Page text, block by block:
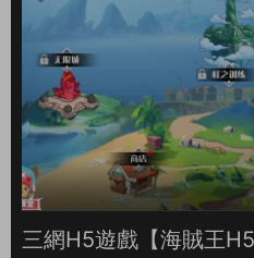
三網H5遊戲【海賊王